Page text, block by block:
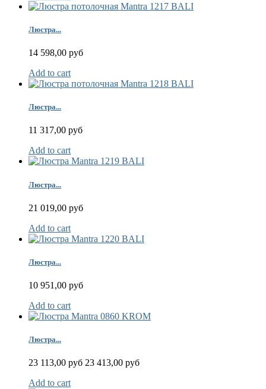
Люстра...
14 598,00 руб
Add to cart
Люстра...
11 317,00 руб
Add to cart
Люстра...
21 019,00 руб
Add to cart
Люстра...
10 951,00 руб
Add to cart
Люстра...
23 113,00 руб 23 413,00 руб
Add to cart